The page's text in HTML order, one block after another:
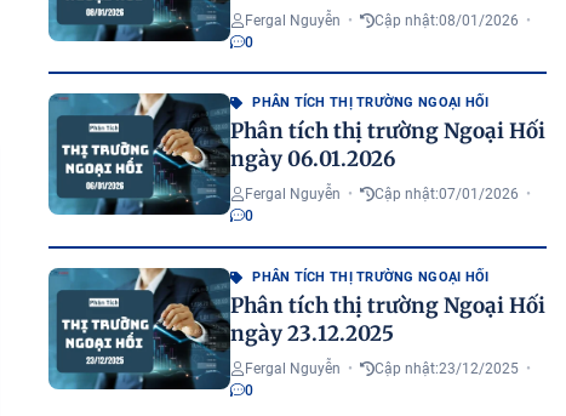
Fergal Nguyễn • Cập nhật:08/01/2026 •
0
PHÂN TÍCH THỊ TRƯỜNG NGOẠI HỐI
Phân tích thị trường Ngoại Hối
ngày 06.01.2026
Fergal Nguyễn • Cập nhật:07/01/2026 •
0
PHÂN TÍCH THỊ TRƯỜNG NGOẠI HỐI
Phân tích thị trường Ngoại Hối
ngày 23.12.2025
Fergal Nguyễn • Cập nhật:23/12/2025 •
0